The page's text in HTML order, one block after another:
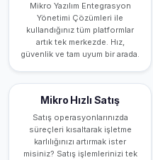
Mikro Yazılım Entegrasyon
Yönetimi Çözümleri ile
kullandığınız tüm platformlar
artık tek merkezde. Hız,
güvenlik ve tam uyum bir arada.
Mikro Hızlı Satış
Satış operasyonlarınızda
süreçleri kısaltarak işletme
karlılığınızı artırmak ister
misiniz? Satış işlemlerinizi tek